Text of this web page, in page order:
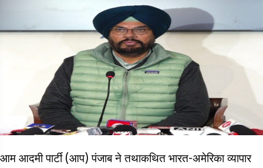
आम आदमी पार्टी (आप) पंजाब ने तथाकथित भारत-अमेरिका व्यापार